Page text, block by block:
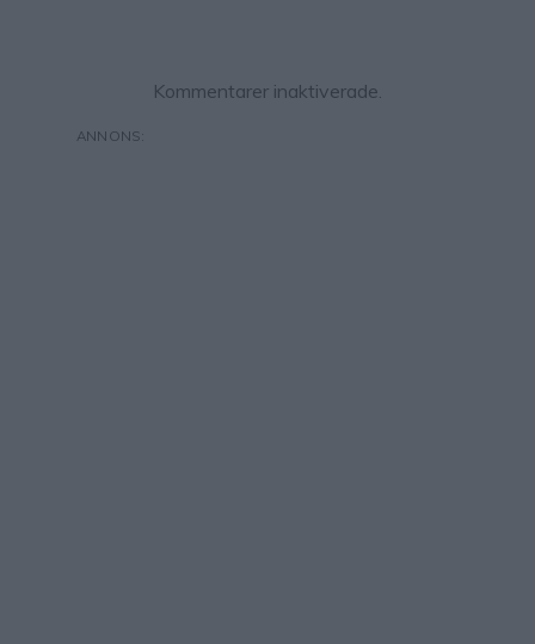
Kommentarer inaktiverade.